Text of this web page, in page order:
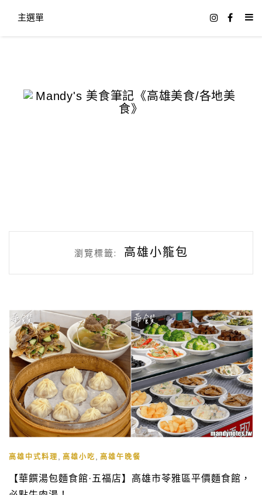
主選單
瀏覽標籤: 高雄小籠包
高雄中式料理 , 高雄小吃 , 高雄午晚餐
【華饌湯包麵食館·五福店】高雄市苓雅區平價麵食館，